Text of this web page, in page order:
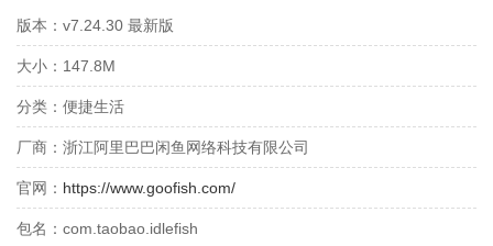
版本： v7.24.30 最新版
大小： 147.8M
分类： 便捷生活
厂商： 浙江阿里巴巴闲鱼网络科技有限公司
官网： https://www.goofish.com/
包名： com.taobao.idlefish